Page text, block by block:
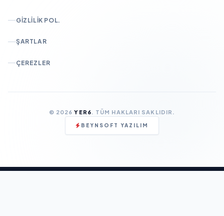
GIZLILIK POL.
ŞARTLAR
ÇEREZLER
© 2026YER6. TÜM HAKLARI SAKLIDIR.
BEYNSOFT YAZILIM